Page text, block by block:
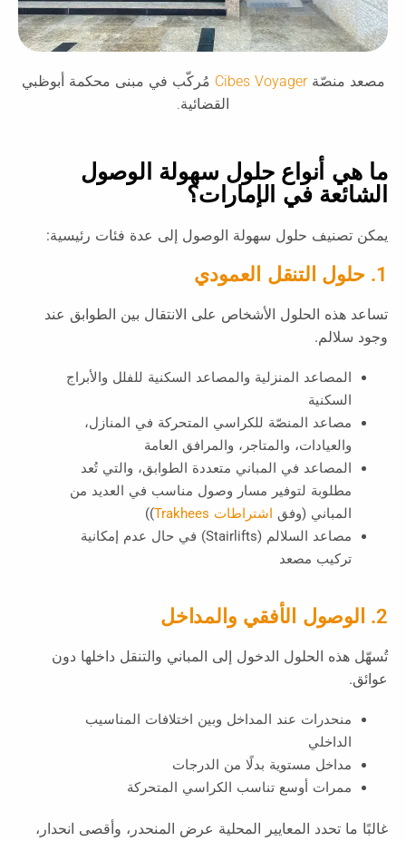
مصعد منصّةCibes Voyager مُركّب في مبنى محكمة أبوظبي
القضائية.
ما هي أنواع حلول سهولة الوصول
الشائعة في الإمارات؟
يمكن تصنيف حلول سهولة الوصول إلى عدة فئات رئيسية:
1. حلول التنقل العمودي
تساعد هذه الحلول الأشخاص على الانتقال بين الطوابق عند
وجود سلالم.
المصاعد المنزلية والمصاعد السكنية للفلل والأبراج
السكنية
مصاعد المنصّة للكراسي المتحركة في المنازل،
والعيادات، والمتاجر، والمرافق العامة
المصاعد في المباني متعددة الطوابق، والتي تُعد
مطلوبة لتوفير مسار وصول مناسب في العديد من
المباني (وفق اشتراطات Trakhees
))
مصاعد السلالم (Stairlifts) في حال عدم إمكانية
تركيب مصعد
2. الوصول الأفقي والمداخل
تُسهّل هذه الحلول الدخول إلى المباني والتنقل داخلها دون
عوائق.
منحدرات عند المداخل وبين اختلافات المناسيب
الداخلي
مداخل مستوية بدلًا من الدرجات
ممرات أوسع تناسب الكراسي المتحركة
غالبًا ما تحدد المعايير المحلية عرض المنحدر، وأقصى انحدار،